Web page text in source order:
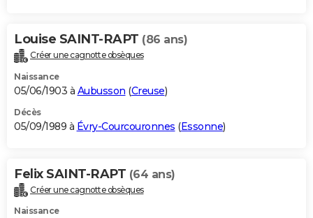
Louise SAINT-RAPT (86 ans)
Créer une cagnotte obsèques
Naissance
05/06/1903 à Aubusson (Creuse)
Décès
05/09/1989 à Évry-Courcouronnes (Essonne)
Felix SAINT-RAPT (64 ans)
Créer une cagnotte obsèques
Naissance